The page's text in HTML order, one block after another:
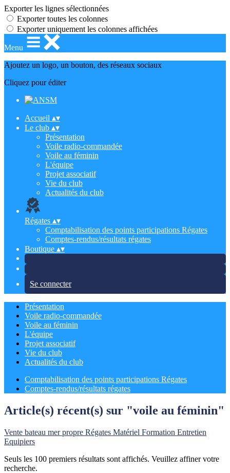
Exporter les lignes sélectionnées
Exporter toutes les colonnes
Exporter uniquement les colonnes affichées
Menu
Ajoutez un logo, un bouton, des réseaux sociaux
Cliquez pour éditer
Accueil ▴▾
Le club ▴▾
Présentation
Voile radio-commandée
Voile au féminin
L'équipe
Projet associatif
Vie du club
Actualités du club
Régates ▴▾
Comptabilisation des points participations Régates
Comptes-rendus/résultats régates
Boutique ▴▾
Se connecter
Présentation
Voile radio-commandée
Voile au féminin
L'équipe
Projet associatif
Vie du club
Actualités du club
Comptabilisation des points participations Régates
Comptes-rendus/résultats régates
Article(s) récent(s) sur "voile au féminin"
Vente bateau mer propre Régates Matériel Formation Entretien
Equipiers
Seuls les 100 premiers résultats sont affichés. Veuillez affiner votre
recherche.